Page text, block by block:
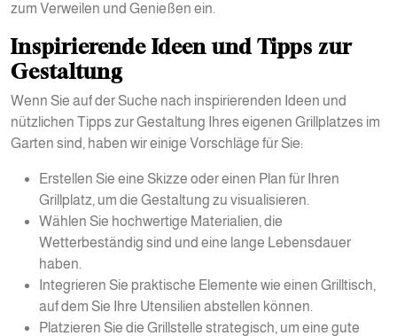
zum Verweilen und Genießen ein.
Inspirierende Ideen und Tipps zur
Gestaltung
Wenn Sie auf der Suche nach inspirierenden Ideen und
nützlichen Tipps zur Gestaltung Ihres eigenen Grillplatzes im
Garten sind, haben wir einige Vorschläge für Sie:
Erstellen Sie eine Skizze oder einen Plan für Ihren
Grillplatz, um die Gestaltung zu visualisieren.
Wählen Sie hochwertige Materialien, die
Wetterbeständig sind und eine lange Lebensdauer
haben.
Integrieren Sie praktische Elemente wie einen Grilltisch,
auf dem Sie Ihre Utensilien abstellen können.
Platzieren Sie die Grillstelle strategisch, um eine gute